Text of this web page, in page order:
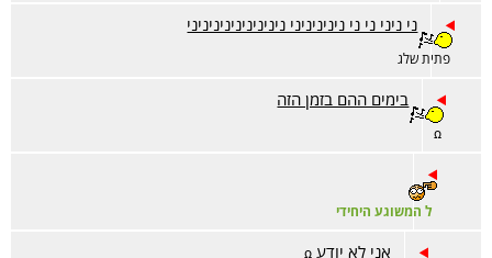
ני ניני ני ני ניניניניני ניניניניניניניניני
פתית שלג
בימים ההם בזמן הזה
ꭥ
ל המשוגע היחידי
אני לא יודע ꭥ